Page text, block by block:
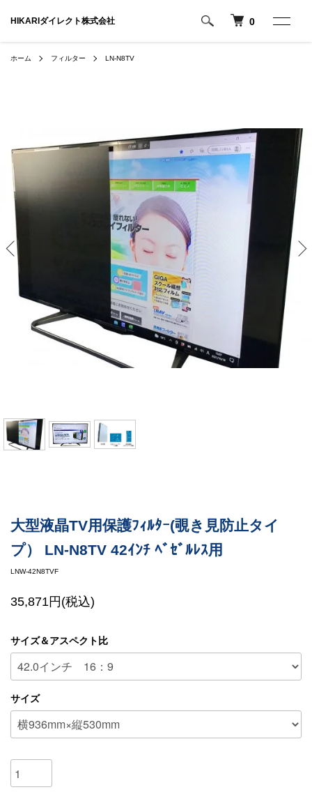
HIKARIダイレクト株式会社 0
ホーム フィルター LN-N8TV
大型液晶TV用保護ﾌｨﾙﾀｰ(覗き見防止タイ
プ） LN-N8TV 42ｲﾝﾁ ﾍﾞｾﾞﾙﾚｽ用
LNW-42N8TVF
35,871円(税込)
サイズ＆アスペクト比
サイズ